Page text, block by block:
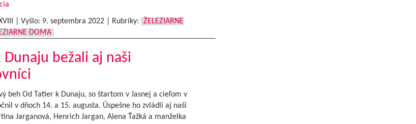
| Vyšlo: 9. septembra 2022| Rubriky:
ŽELEZIARNE
DOMA
Dunaju bežali aj naši
beh Od Tatier k Dunaju, so štartom v Jasnej a cieľom v
v dňoch 14. a 15. augusta. Úspešne ho zvládli aj naši
Jarganová, Henrich Jargan, Alena Ťažká a manželka